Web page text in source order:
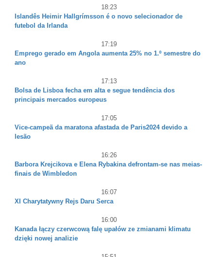
18:23
Islandês Heimir Hallgrímsson é o novo selecionador de
futebol da Irlanda
17:19
Emprego gerado em Angola aumenta 25% no 1.º semestre do
ano
17:13
Bolsa de Lisboa fecha em alta e segue tendência dos
principais mercados europeus
17:05
Vice-campeã da maratona afastada de Paris2024 devido a
lesão
16:26
Barbora Krejcikova e Elena Rybakina defrontam-se nas meias-
finais de Wimbledon
16:07
XI Charytatywny Rejs Daru Serca
16:00
Kanada łączy czerwcową falę upałów ze zmianami klimatu
dzięki nowej analizie